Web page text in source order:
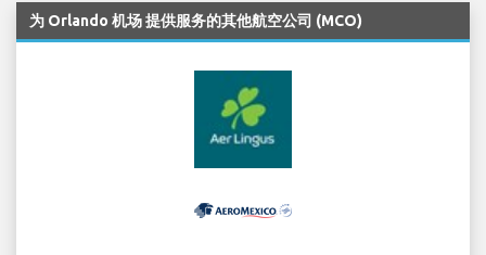
为 Orlando 机场 提供服务的其他航空公司 (MCO)